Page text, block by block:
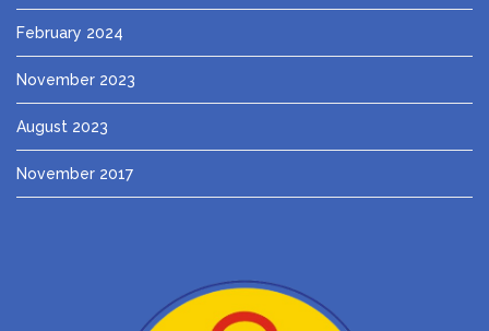
February 2024
November 2023
August 2023
November 2017